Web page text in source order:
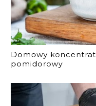
Domowy koncentrat
pomidorowy